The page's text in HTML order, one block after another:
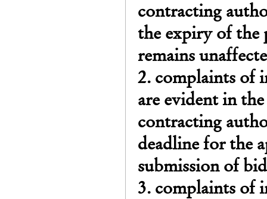
contracting
the expiry of the
remains
2. complaints of
are evident in
contracting
deadline for the
submission of
3. complaints of